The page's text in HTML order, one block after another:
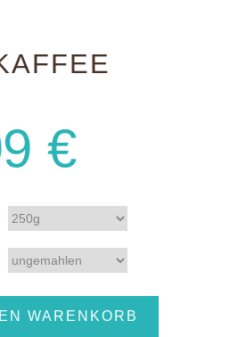
€
WARENKORB